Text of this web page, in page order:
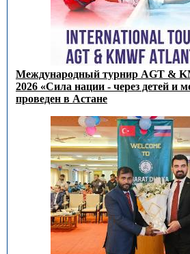
Международный турнир AGT &
2026 «Сила нации - через детей и
проведен в Астане